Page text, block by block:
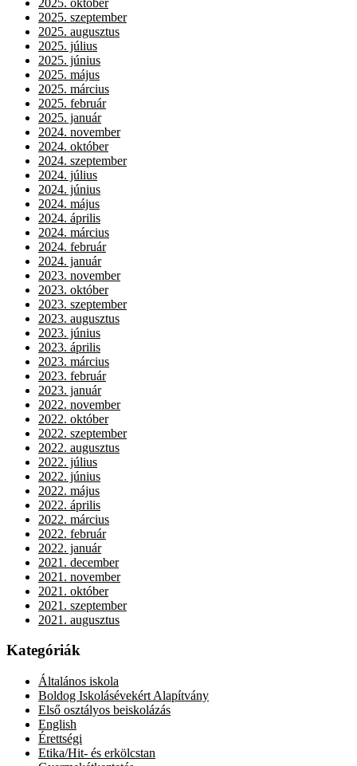
2025. szeptember
2025. augusztus
2025. július
2025. június
2025. május
2025. március
2025. február
2025. január
2024. november
2024. október
2024. szeptember
2024. július
2024. június
2024. május
2024. április
2024. március
2024. február
2024. január
2023. november
2023. október
2023. szeptember
2023. augusztus
2023. június
2023. április
2023. március
2023. február
2023. január
2022. november
2022. október
2022. szeptember
2022. augusztus
2022. július
2022. június
2022. május
2022. április
2022. március
2022. február
2022. január
2021. december
2021. november
2021. október
2021. szeptember
2021. augusztus
Kategóriák
Általános iskola
Boldog Iskolásévekért Alapítvány
Első osztályos beiskolázás
English
Érettségi
Etika/Hit- és erkölcstan